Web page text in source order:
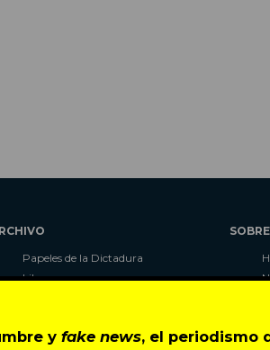
yfake news, el periodismo
Papeles de la Dictadura
Libros
CIPER Académico